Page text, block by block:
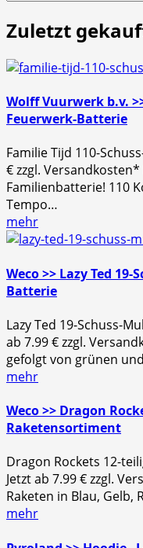
Zuletzt
Wolff Vuurwerk b.v.
Feuerwerk-Batterie
Familie Tijd 110-
€ zzgl.
Familienbatterie! 110
Tempo…
mehr
Weco >> Lazy Ted
Batterie
Lazy Ted 19-Schuss-
ab 7.99 € zzgl.
gefolgt von grünen
mehr
Weco >> Dragon
Raketensortiment
Dragon Rockets 12-
Jetzt ab 7.99 € zzgl.
Raketen in Blau, Gelb,
mehr